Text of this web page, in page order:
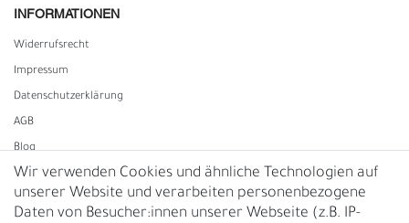
INFORMATIONEN
Widerrufs­recht
Impressum
Daten­schutz­erklärung
AGB
Blog
Vertrag widerrufen
Wir verwenden Cookies und ähnliche Technologien auf
unserer Website und verarbeiten personenbezogene
Daten von Besucher:innen unserer Webseite (z.B. IP-